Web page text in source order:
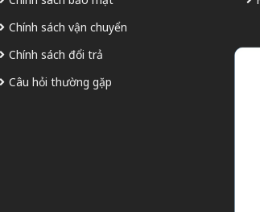
Chính sách vận chuyển
Chính sách đổi trả
Câu hỏi thường gặp